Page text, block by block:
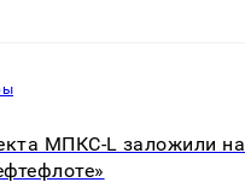
МПКС-L заложили на